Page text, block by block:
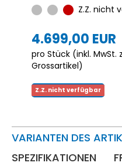
Z.Z. nicht
4.699,00 EUR
pro Stück (inkl. MwSt.
Grossartikel)
Z.Z. nicht verfügbar
VARIANTEN DES
SPEZIFIKATIONEN